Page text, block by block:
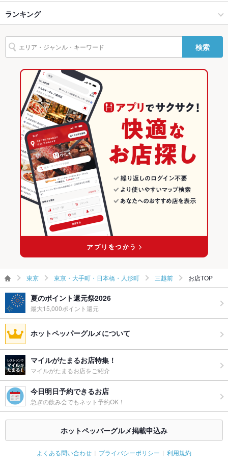
バリアフリ
ー
なし
駐車場 なし
その他設備 －
飲み放題 なし
食べ放題
日本酒充実、ワイン充実
お子様連れ お子様連れOK
ウェディン
グパーティ
シャンパンにこだわり！
東京・大手町・日本橋・人形町 × 和食
東京・大手町・日本橋・人形町 × 寿司
三越前駅 × 和食
三越前駅 × 寿司
三越前 × 和食
三越前 × 寿司
東京
東京 × 和食
東京 × 寿司
日本橋駅
三越前駅
ランキング
東京のグルメランキング
東京の和食ランキング
東京の寿司ランキング
東京・大手町・日本橋・人形町のグルメランキング
東京・大手町・日本橋・人形町の和食ランキング
東京・大手町・日本橋・人形町の寿司ランキング
三越前のグルメランキング
三越前の和食ランキング
検索
東京 東京・大手町・日本橋・人形町 三越前 お店TOP
夏のポイント還元祭2026
最大15,000ポイント還元
ホットペッパーグルメについて
マイルがたまるお店特集！
マイルがたまるお店をご紹介
今日明日予約できるお店
急ぎの飲み会でもネット予約OK！
ホットペッパーグルメ掲載申込み
よくある問い合わせ プライバシーポリシー 利用規約